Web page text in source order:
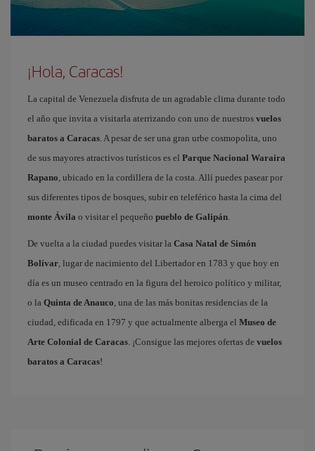
¡Hola, Caracas!
La capital de Venezuela disfruta de un agradable clima durante todo
el año que invita a visitarla aterrizando con uno de nuestros vuelos
baratos a Caracas. A pesar de ser una gran urbe cosmopolita, uno
de sus mayores atractivos turísticos es el Parque Nacional Waraira
Rapano, ubicado en la cordillera de la costa. Allí puedes pasear por
sus diferentes tipos de bosques, subir en teleférico hasta la cima del
monte Ávila o visitar el pequeño pueblo de Galipán.
De vuelta a la ciudad puedes visitar la Casa Natal de Simón
Bolívar, lugar de nacimiento del Libertador en 1783 y que hoy en
día es un museo centrado en la figura del heroico político y militar,
o la Quinta de Anauco, una de las más bonitas residencias de la
ciudad, edificada en 1797 y que actualmente alberga el Museo de
Arte Colonial de Caracas. ¡Consigue las mejores ofertas de vuelos
baratos a Caracas!